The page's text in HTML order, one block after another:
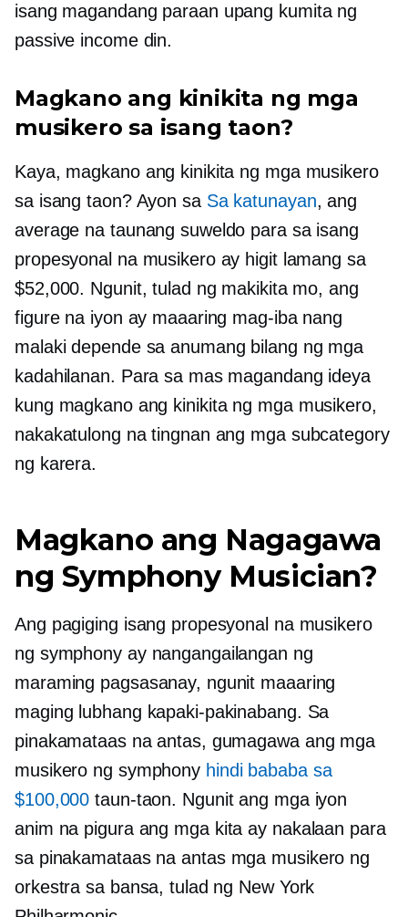
isang magandang paraan upang kumita ng
passive income din.
Magkano ang kinikita ng mga
musikero sa isang taon?
Kaya, magkano ang kinikita ng mga musikero
sa isang taon? Ayon sa Sa katunayan, ang
average na taunang suweldo para sa isang
propesyonal na musikero ay higit lamang sa
$52,000. Ngunit, tulad ng makikita mo, ang
figure na iyon ay maaaring mag-iba nang
malaki depende sa anumang bilang ng mga
kadahilanan. Para sa mas magandang ideya
kung magkano ang kinikita ng mga musikero,
nakakatulong na tingnan ang mga subcategory
ng karera.
Magkano ang Nagagawa
ng Symphony Musician?
Ang pagiging isang propesyonal na musikero
ng symphony ay nangangailangan ng
maraming pagsasanay, ngunit maaaring
maging lubhang kapaki-pakinabang. Sa
pinakamataas na antas, gumagawa ang mga
musikero ng symphony hindi bababa sa
$100,000 taun-taon. Ngunit ang mga iyon
anim na piguraang mga kita ay nakalaan para
sa pinakamataas na antasmga musikero ng
orkestra sa bansa, tulad ng New York